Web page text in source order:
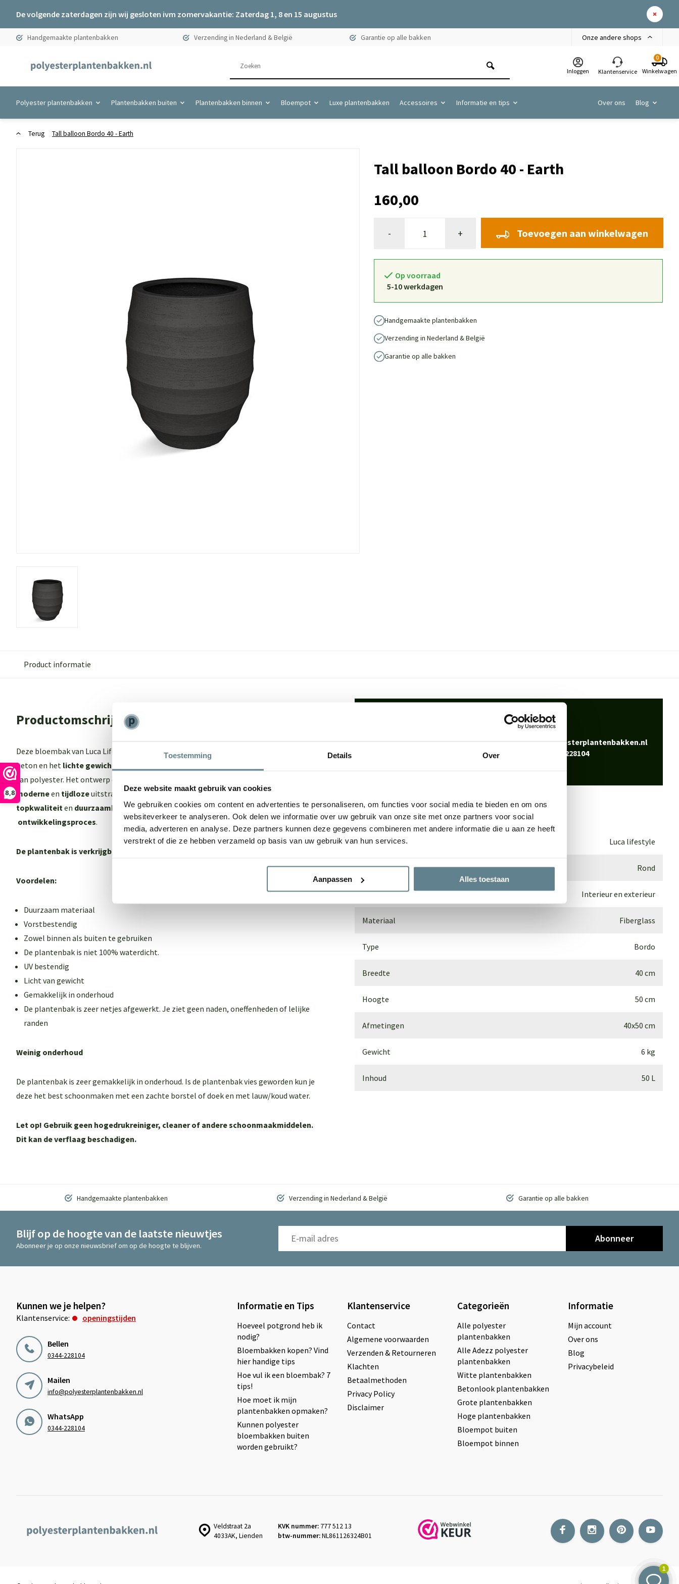
Toestemming Details Over
Deze website maakt gebruik van cookies
We gebruiken cookies om content en advertenties te personaliseren, om functies voor social media te bieden en om ons
websiteverkeer te analyseren. Ook delen we informatie over uw gebruik van onze site met onze partners voor social
media, adverteren en analyse. Deze partners kunnen deze gegevens combineren met andere informatie die u aan ze heeft
verstrekt of die ze hebben verzameld op basis van uw gebruik van hun services.
Aanpassen Alles toestaan
8,8
De volgende zaterdagen zijn wij gesloten ivm zomervakantie: Zaterdag 1, 8 en 15 augustus
Handgemaakte plantenbakken Verzending in Nederland & België Garantie op alle bakken Onze andere shops
Inloggen Klantenservice
0
Winkelwagen
Polyester plantenbakken Plantenbakken buiten Plantenbakken binnen Bloempot Luxe plantenbakken Accessoires Informatie en tips Over ons Blog
Terug Tall balloon Bordo 40 - Earth
Tall balloon Bordo 40 - Earth
160,00
- + Toevoegen aan winkelwagen
Op voorraad
5-10 werkdagen
Handgemaakte plantenbakken
Verzending in Nederland & België
Garantie op alle bakken
Product informatie
Productomschrijving
Deze bloembak van Luca Lifestyle biedt het beste van 2 werelden: De
beton en het lichte gewich
van polyester. Het ontwerp en de kleur van de Luca Lifestyle plantenbakken geven een
moderneen tijdlozeuitstraling. Een echte eyecatcher in je tuin. De bloembak is van
topkwaliteit en duurzaamheiddankzij eenintensief enzorgvuldig
ontwikkelingsproces.
De plantenbak is verkrijgbaar in 3 kleuren:
Voordelen:
Duurzaam materiaal
Vorstbestendig
Zowel binnen als buiten te gebruiken
De plantenbak is niet 100% waterdicht.
UV bestendig
Licht van gewicht
Gemakkelijk in onderhoud
De plantenbak is zeer netjes afgewerkt. Je ziet geen naden, oneffenheden of lelijke
randen
Weinig onderhoud
De plantenbak is zeer gemakkelijk in onderhoud. Is de plantenbak vies geworden kun je
deze het best schoonmaken met een zachte borstel of doek en met lauw/koud water.
Let op! Gebruik geen hogedrukreiniger, cleaner of andere schoonmaakmiddelen.
Dit kan de verflaag beschadigen.
Bel0344-228104
info@polyesterplantenbakken.nl
0344-228104
Specificaties
Merk Luca lifestyle
Vorm Rond
Gebruik Interieur en exterieur
Materiaal Fiberglass
Type Bordo
Breedte 40 cm
Hoogte 50 cm
Afmetingen 40x50 cm
Gewicht 6 kg
Inhoud 50 L
Handgemaakte plantenbakken Verzending in Nederland & België Garantie op alle bakken
Blijf op de hoogte van de laatste nieuwtjes
Abonneer je op onze nieuwsbrief om op de hoogte te blijven.
Abonneer
Kunnen we je helpen?
Klantenservice: openingstijden
Bellen
0344-228104
Mailen
info@polyesterplantenbakken.nl
WhatsApp
0344-228104
Informatie en Tips
Hoeveel potgrond heb ik
nodig?
Bloembakken kopen? Vind
hier handige tips
Hoe vul ik een bloembak? 7
tips!
Hoe moet ik mijn
plantenbakken opmaken?
Kunnen polyester
bloembakken buiten
worden gebruikt?
Klantenservice
Contact
Algemene voorwaarden
Verzenden & Retourneren
Klachten
Betaalmethoden
Privacy Policy
Disclaimer
Categorieën
Alle polyester
plantenbakken
Alle Adezz polyester
plantenbakken
Witte plantenbakken
Betonlook plantenbakken
Grote plantenbakken
Hoge plantenbakken
Bloempot buiten
Bloempot binnen
Informatie
Mijn account
Over ons
Blog
Privacybeleid
Veldstraat 2a
4033AK, Lienden
KVK nummer: 777 512 13
btw-nummer:NL861126324B01